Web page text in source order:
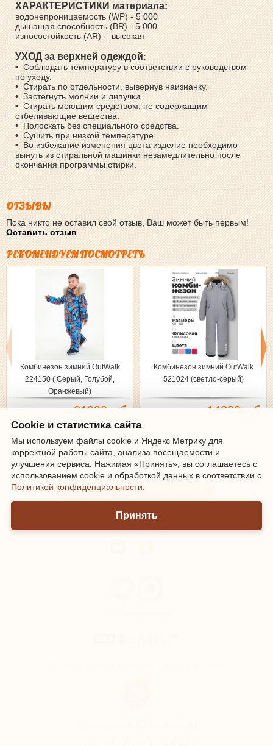
ХАРАКТЕРИСТИКИ материала:
водонепроницаемость (WP) - 5 000
дышащая способность (BR) - 5 000
износостойкость (AR) - высокая
УХОД за верхней одеждой:
• Соблюдать температуру в соответствии с руководством
по уходу.
• Стирать по отдельности, вывернув наизнанку.
• Застегнуть молнии и липучки.
• Стирать моющим средством, не содержащим
отбеливающие вещества.
• Полоскать без специального средства.
• Сушить при низкой температуре.
• Во избежание изменения цвета изделие необходимо
вынуть из стиральной машинки незамедлительно после
окончания программы стирки.
ОТЗЫВЫ
Пока никто не оставил свой отзыв, Ваш может быть первым!
Оставить отзыв
РЕКОМЕНДУЕМ ПОСМОТРЕТЬ
Комбинезон зимний OutWalk
224150 ( Серый, Голубой,
Оранжевый)
21990руб.
Комбинезон зимний OutWalk
521024 (светло-серый)
14800руб.
Зарегистрироваться | Войти
Информация о доставке и оплате
Мы онлайн
Cookie и статистика сайта
Мы используем файлы cookie и Яндекс Метрику для
корректной работы сайта, анализа посещаемости и
улучшения сервиса. Нажимая «Принять», вы соглашаетесь с
использованием cookie и обработкой данных в соответствии с
Политикой конфиденциальности
Принять